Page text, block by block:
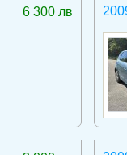
6 300 лв